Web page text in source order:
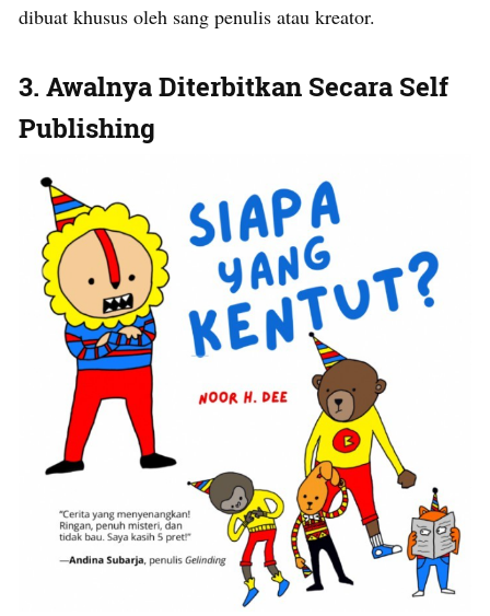
dibuat khusus oleh sang penulis atau kreator.
3. Awalnya Diterbitkan Secara Self
Publishing